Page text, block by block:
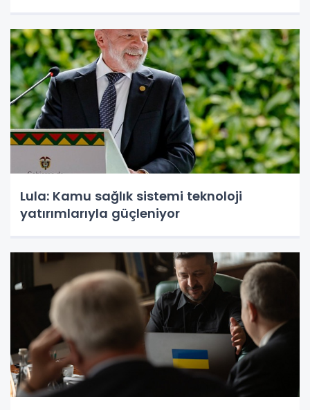
Lula: Kamu sağlık sistemi teknoloji
yatırımlarıyla güçleniyor